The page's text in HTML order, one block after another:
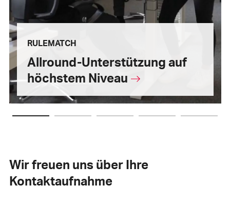
RULEMATCH
Allround-Unterstützung auf
höchstem Niveau
Wir freuen uns über Ihre
Kontaktaufnahme